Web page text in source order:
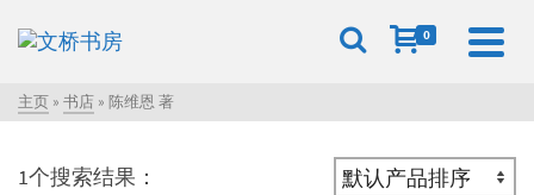
0
主页 » 书店 » 陈维恩 著
1个搜索结果：